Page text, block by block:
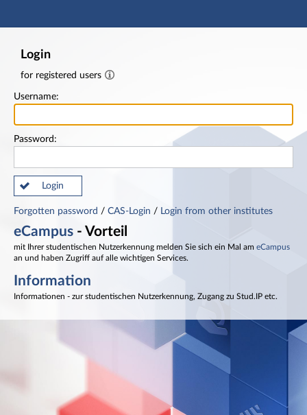
Main navigation
Login
for registered users
Username:
Password:
Login
Forgotten password / CAS-Login / Login from other institutes
eCampus - Vorteil
mit Ihrer studentischen Nutzerkennung melden Sie sich ein Mal am eCampus
an und haben Zugriff auf alle wichtigen Services.
Information
Informationen - zur studentischen Nutzerkennung, Zugang zu Stud.IP etc.